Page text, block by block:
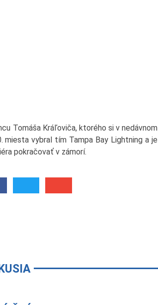
Tomáša Kráľoviča, ktorého si v nedávnom
vybral tím Tampa Bay Lightning a je
pokračovať v zámorí.